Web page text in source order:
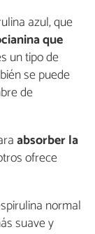
azul, que
que
un tipo de
se puede
de
absorber la
ofrece
normal
suave y